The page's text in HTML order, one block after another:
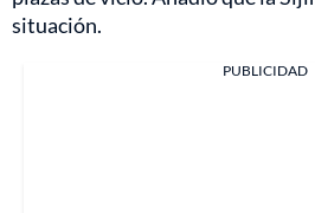
situación.
PUBLICIDAD